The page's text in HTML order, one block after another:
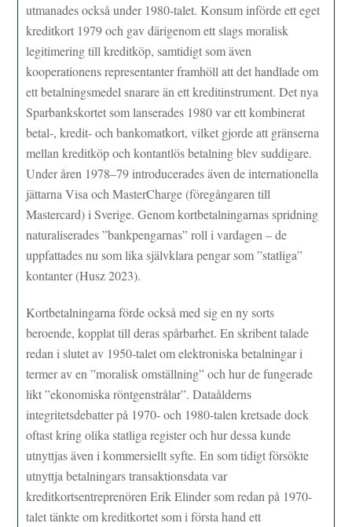
utmanades också under 1980-talet. Konsum införde ett eget
kreditkort 1979 och gav därigenom ett slags moralisk
legitimering till kreditköp, samtidigt som även
kooperationens representanter framhöll att det handlade om
ett betalningsmedel snarare än ett kreditinstrument. Det nya
Sparbankskortet som lanserades 1980 var ett kombinerat
betal-, kredit- och bankomatkort, vilket gjorde att gränserna
mellan kreditköp och kontantlös betalning blev suddigare.
Under åren 1978–79 introducerades även de internationella
jättarna Visa och MasterCharge (föregångaren till
Mastercard) i Sverige. Genom kortbetalningarnas spridning
naturaliserades ”bankpengarnas” roll i vardagen – de
uppfattades nu som lika självklara pengar som ”statliga”
kontanter (Husz 2023).
Kortbetalningarna förde också med sig en ny sorts
beroende, kopplat till deras spårbarhet. En skribent talade
redan i slutet av 1950-talet om elektroniska betalningar i
termer av en ”moralisk omställning” och hur de fungerade
likt ”ekonomiska röntgenstrålar”. Dataålderns
integritetsdebatter på 1970- och 1980-talen kretsade dock
oftast kring olika statliga register och hur dessa kunde
utnyttjas även i kommersiellt syfte. En som tidigt försökte
utnyttja betalningars transaktionsdata var
kreditkortsentreprenören Erik Elinder som redan på 1970-
talet tänkte om kreditkortet som i första hand ett